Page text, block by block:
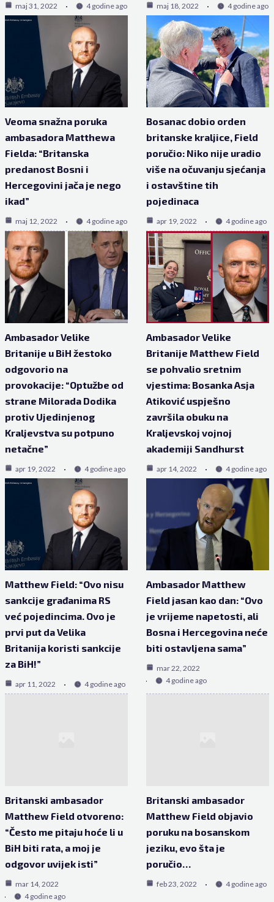
maj 31, 2022 4 godine ago maj 18, 2022 4 godine ago
Veoma snažna poruka
ambasadora Matthewa
Fielda: “Britanska
predanost Bosni i
Hercegovini jača je nego
ikad”
maj 12, 2022 4 godine ago
Bosanac dobio orden
britanske kraljice, Field
poručio: Niko nije uradio
više na očuvanju sjećanja
i ostavštine tih
pojedinaca
apr 19, 2022 4 godine ago
Ambasador Velike
Britanije u BiH žestoko
odgovorio na
provokacije: “Optužbe od
strane Milorada Dodika
protiv Ujedinjenog
Kraljevstva su potpuno
netačne”
apr 19, 2022 4 godine ago
Ambasador Velike
Britanije Matthew Field
se pohvalio sretnim
vjestima: Bosanka Asja
Atiković uspješno
završila obuku na
Kraljevskoj vojnoj
akademiji Sandhurst
apr 14, 2022 4 godine ago
Matthew Field: “Ovo nisu
sankcije građanima RS
već pojedincima. Ovo je
prvi put da Velika
Britanija koristi sankcije
za BiH!”
apr 11, 2022 4 godine ago
Ambasador Matthew
Field jasan kao dan: “Ovo
je vrijeme napetosti, ali
Bosna i Hercegovina neće
biti ostavljena sama”
mar 22, 2022
4 godine ago
Britanski ambasador
Matthew Field otvoreno:
“Često me pitaju hoće li u
BiH biti rata, a moj je
odgovor uvijek isti”
mar 14, 2022
4 godine ago
Britanski ambasador
Matthew Field objavio
poruku na bosanskom
jeziku, evo šta je
poručio…
feb 23, 2022 4 godine ago